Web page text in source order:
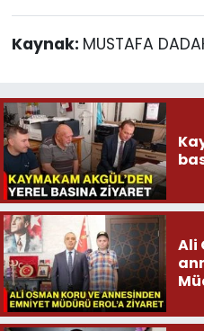
Kaynak: MUSTAFA
Ali